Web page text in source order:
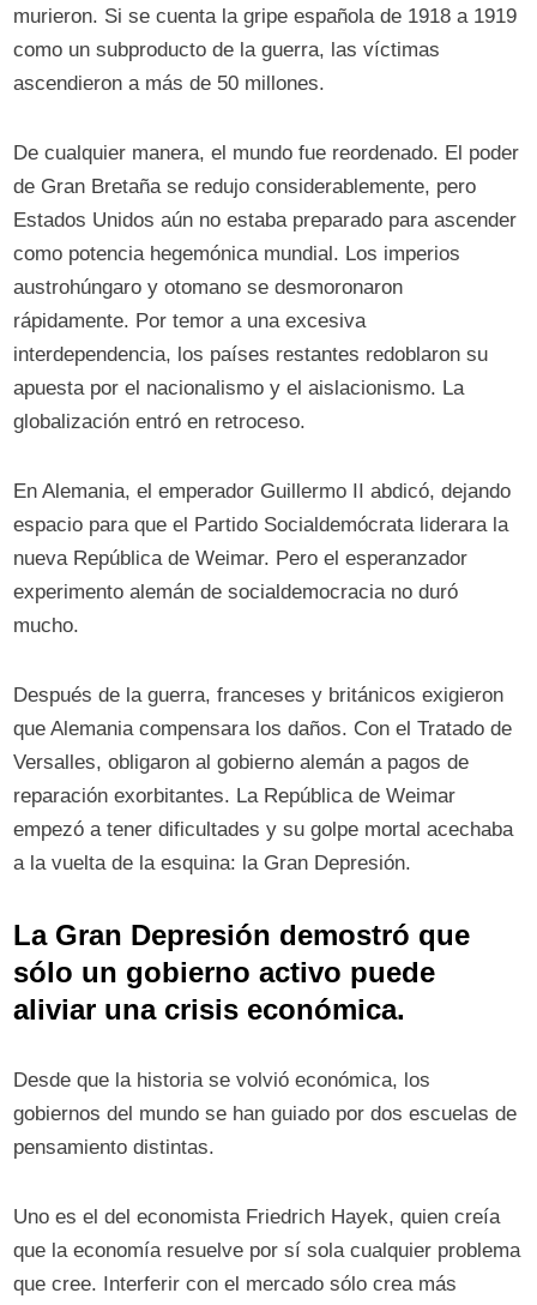
murieron. Si se cuenta la gripe española de 1918 a 1919
como un subproducto de la guerra, las víctimas
ascendieron a más de 50 millones.
De cualquier manera, el mundo fue reordenado. El poder
de Gran Bretaña se redujo considerablemente, pero
Estados Unidos aún no estaba preparado para ascender
como potencia hegemónica mundial. Los imperios
austrohúngaro y otomano se desmoronaron
rápidamente. Por temor a una excesiva
interdependencia, los países restantes redoblaron su
apuesta por el nacionalismo y el aislacionismo. La
globalización entró en retroceso.
En Alemania, el emperador Guillermo II abdicó, dejando
espacio para que el Partido Socialdemócrata liderara la
nueva República de Weimar. Pero el esperanzador
experimento alemán de socialdemocracia no duró
mucho.
Después de la guerra, franceses y británicos exigieron
que Alemania compensara los daños. Con el Tratado de
Versalles, obligaron al gobierno alemán a pagos de
reparación exorbitantes. La República de Weimar
empezó a tener dificultades y su golpe mortal acechaba
a la vuelta de la esquina: la Gran Depresión.
La Gran Depresión demostró que
sólo un gobierno activo puede
aliviar una crisis económica.
Desde que la historia se volvió económica, los
gobiernos del mundo se han guiado por dos escuelas de
pensamiento distintas.
Uno es el del economista Friedrich Hayek, quien creía
que la economía resuelve por sí sola cualquier problema
que cree. Interferir con el mercado sólo crea más